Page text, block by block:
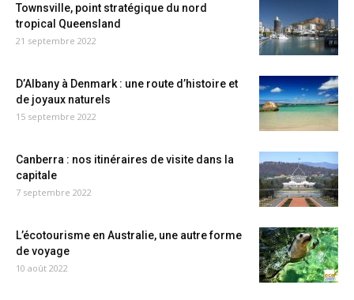
Townsville, point stratégique du nord
tropical Queensland
21 septembre 2022
D’Albany à Denmark : une route d’histoire et
de joyaux naturels
15 septembre 2022
Canberra : nos itinéraires de visite dans la
capitale
7 septembre 2022
L’écotourisme en Australie, une autre forme
de voyage
10 août 2022